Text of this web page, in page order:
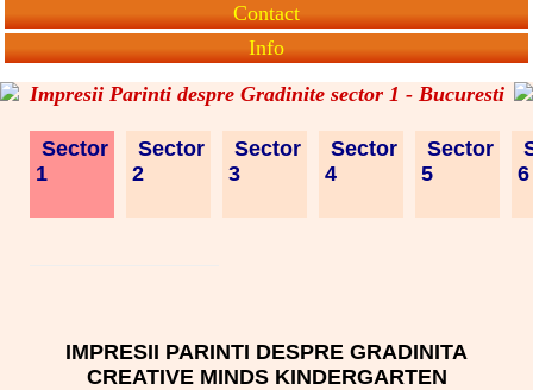
Contact
Info
Impresii Parinti despre Gradinite sector 1 - Bucuresti
Sector
1
Sector
2
Sector
3
Sector
4
Sector
5
IMPRESII PARINTI DESPRE GRADINITA
CREATIVE MINDS KINDERGARTEN